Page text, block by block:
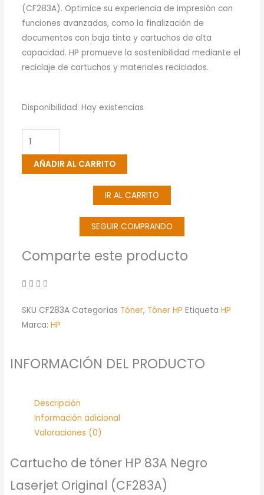
(CF283A). Optimice su experiencia de impresión con
funciones avanzadas, como la finalización de
documentos con baja tinta y cartuchos de alta
capacidad. HP promueve la sostenibilidad mediante el
reciclaje de cartuchos y materiales reciclados.
Disponibilidad: Hay existencias
Cartucho
Toner
HP
83AAÑADIR AL CARRITO
IR AL CARRITO
SEGUIR COMPRANDO
Comparte este producto
SKU CF283A Categorías Tóner, Tóner HP Etiqueta HP
Marca:HP
INFORMACIÓN DEL PRODUCTO
Descripción
Información adicional
Valoraciones (0)
Cartucho de tóner HP 83A Negro
Laserjet Original (CF283A)